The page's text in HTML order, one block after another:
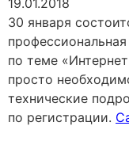
30 января
по теме
просто
технические
по регистрации.